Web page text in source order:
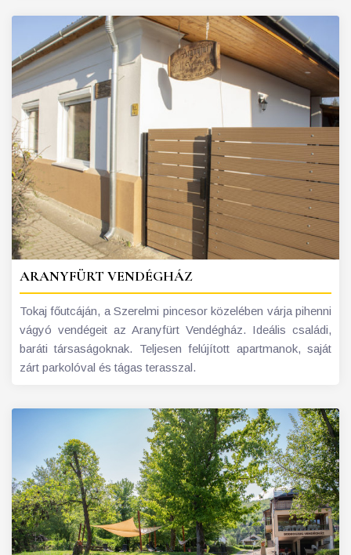
ARANYFÜRT VENDÉGHÁZ
Tokaj főutcáján, a Szerelmi pincesor közelében várja pihenni
vágyó vendégeit az Aranyfürt Vendégház. Ideális családi,
baráti társaságoknak. Teljesen felújított apartmanok, saját
zárt parkolóval és tágas terasszal.